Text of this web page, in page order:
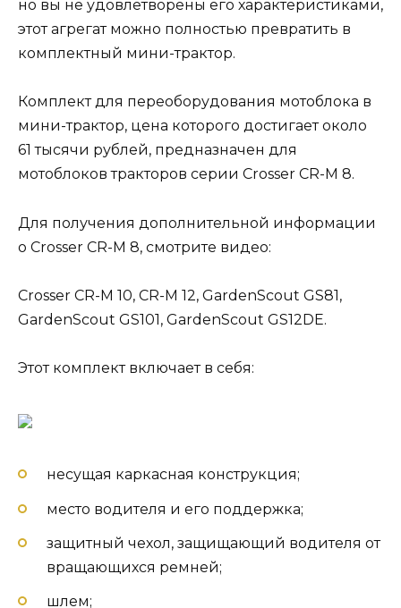
но вы не удовлетворены его характеристиками,
этот агрегат можно полностью превратить в
комплектный мини-трактор.
Комплект для переоборудования мотоблока в
мини-трактор, цена которого достигает около
61 тысячи рублей, предназначен для
мотоблоков тракторов серии Crosser CR-M 8.
Для получения дополнительной информации
о Crosser CR-M 8, смотрите видео:
Crosser CR-M 10, CR-M 12, GardenScout GS81,
GardenScout GS101, GardenScout GS12DE.
Этот комплект включает в себя:
несущая каркасная конструкция;
место водителя и его поддержка;
защитный чехол, защищающий водителя от
вращающихся ремней;
шлем;